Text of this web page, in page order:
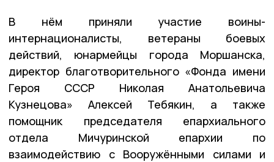
В нём приняли участие воины-
интернационалисты, ветераны боевых
действий, юнармейцы города Моршанска,
директор благотворительного «Фонда имени
Героя СССР Николая Анатольевича
Кузнецова» Алексей Тебякин, а также
помощник председателя епархиального
отдела Мичуринской епархии по
взаимодействию с Вооружёнными силами и